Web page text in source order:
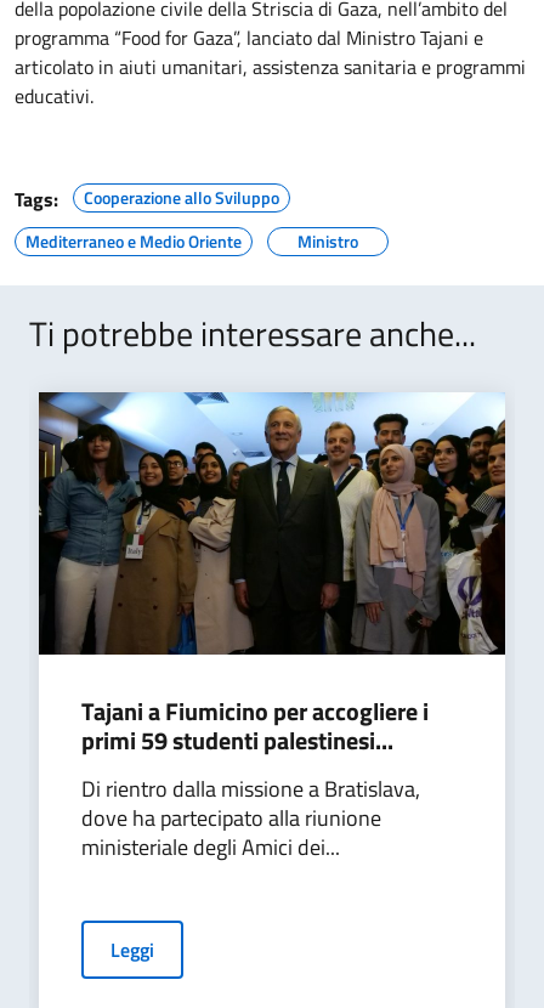
della popolazione civile della Striscia di Gaza, nell’ambito del
programma “Food for Gaza”, lanciato dal Ministro Tajani e
articolato in aiuti umanitari, assistenza sanitaria e programmi
educativi.
Tags:
Cooperazione allo Sviluppo
Mediterraneo e Medio Oriente
Ministro
Ti potrebbe interessare anche...
Tajani a Fiumicino per accogliere i
primi 59 studenti palestinesi...
Di rientro dalla missione a Bratislava,
dove ha partecipato alla riunione
ministeriale degli Amici dei...
Leggi